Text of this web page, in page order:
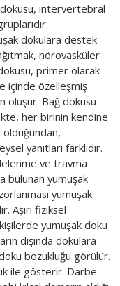
dokusu, intervertebral
dokulara destek
nörovasküler
primer olarak
içinde özelleşmiş
oluşur. Bağ dokusu
her birinin kendine
yanıtları farklıdır.
ve travma
bulunan yumuşak
yumuşak
Aşırı fiziksel
yumuşak doku
dışında dokulara
bozukluğu görülür.
ile gösterir. Darbe